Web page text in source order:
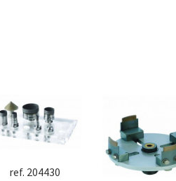
ref. 204430